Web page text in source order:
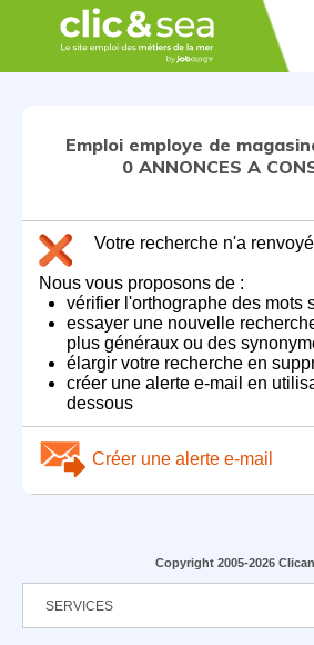
Emploi employe de
0 ANNONCES A
Votre recherche n'a
Nous vous proposons de :
vérifier l'orthographe des mots
essayer une nouvelle
plus généraux ou des
élargir votre recherche en
créer une alerte e-mail en
dessous
Créer une alerte e-mail
Copyright 2005-2026
SERVICES